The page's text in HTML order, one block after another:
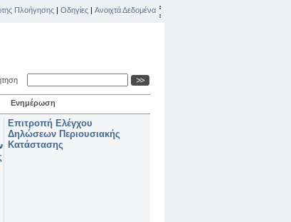
Πλοήγησης | Οδηγίες | Ανοιχτά Δεδομένα
Ενημέρωση
Επιτροπή Ελέγχου
Δηλώσεων Περιουσιακής
Κατάστασης